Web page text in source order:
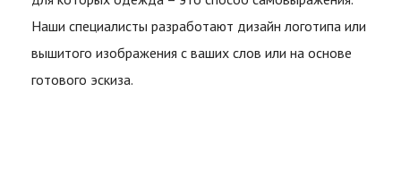
Наши специалисты разработают дизайн логотипа или
вышитого изображения с ваших слов или на основе
готового эскиза.